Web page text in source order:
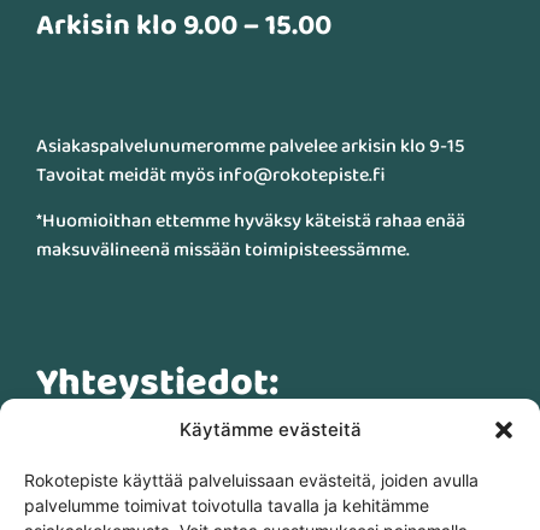
Käytämme evästeitä
Rokotepiste käyttää palveluissaan evästeitä, joiden avulla
palvelumme toimivat toivotulla tavalla ja kehitämme
Arkisin klo 9.00 – 15.00
Asiakaspalvelunumeromme palvelee arkisin klo 9-15
Tavoitat meidät myös info@rokotepiste.fi
*Huomioithan ettemme hyväksy käteistä rahaa enää
maksuvälineenä missään toimipisteessämme.
Yhteystiedot:
info@rokotepiste.fi